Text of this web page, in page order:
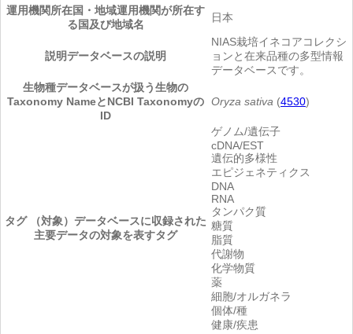
運用機関所在国・地域運用機関が所在す
る国及び地域名
日本
説明データベースの説明
NIAS栽培イネコアコレクシ
ョンと在来品種の多型情報
データベースです。
生物種データベースが扱う生物の
Taxonomy NameとNCBI Taxonomyの
ID
Oryza sativa (4530)
タグ （対象） データベースに収録された
主要データの対象を表すタグ
ゲノム/遺伝子
cDNA/EST
遺伝的多様性
エピジェネティクス
DNA
RNA
タンパク質
糖質
脂質
代謝物
化学物質
薬
細胞/オルガネラ
個体/種
健康/疾患